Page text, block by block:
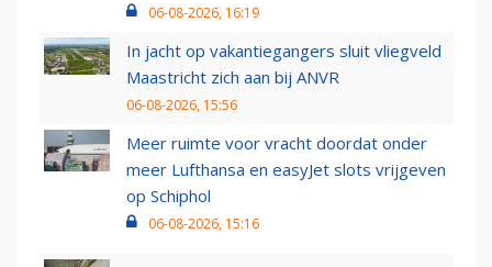
06-08-2026, 16:19
In jacht op vakantiegangers sluit vliegveld
Maastricht zich aan bij ANVR
06-08-2026, 15:56
Meer ruimte voor vracht doordat onder
meer Lufthansa en easyJet slots vrijgeven
op Schiphol
06-08-2026, 15:16